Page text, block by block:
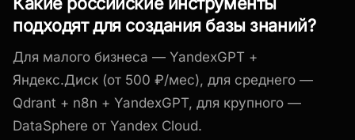
подходят для создания базы знаний?
Для малого бизнеса — YandexGPT +
Яндекс.Диск (от 500 ₽/мес), для среднего —
Qdrant + n8n + YandexGPT, для крупного —
DataSphere от Yandex Cloud.